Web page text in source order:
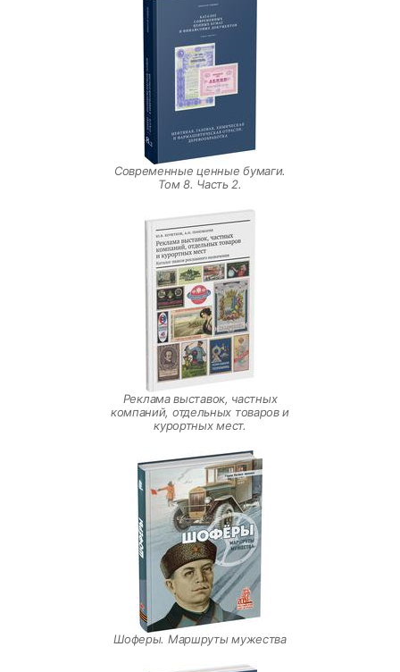
Современные ценные бумаги.
Том 8. Часть 2.
Реклама выставок, частных
компаний, отдельных товаров и
курортных мест.
Шоферы. Маршруты мужества